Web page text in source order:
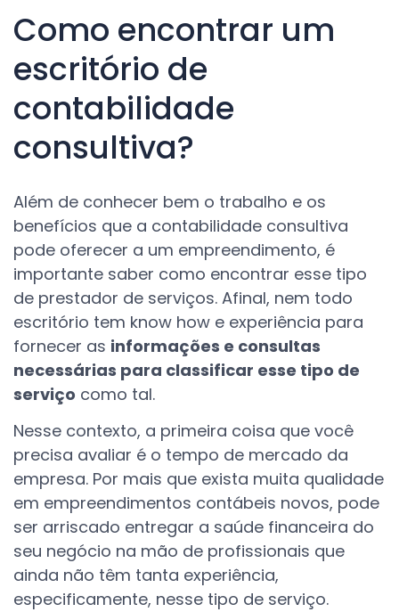
Como encontrar um
escritório de
contabilidade
consultiva?
Além de conhecer bem o trabalho e os
benefícios que a contabilidade consultiva
pode oferecer a um empreendimento, é
importante saber como encontrar esse tipo
de prestador de serviços. Afinal, nem todo
escritório tem know how e experiência para
fornecer as informações e consultas
necessárias para classificar esse tipo de
serviço como tal.
Nesse contexto, a primeira coisa que você
precisa avaliar é o tempo de mercado da
empresa. Por mais que exista muita qualidade
em empreendimentos contábeis novos, pode
ser arriscado entregar a saúde financeira do
seu negócio na mão de profissionais que
ainda não têm tanta experiência,
especificamente, nesse tipo de serviço.